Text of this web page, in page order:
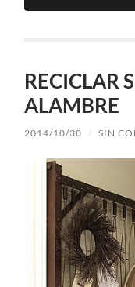
RECICLAR
ALAMBRE
2014/10/30 / SIN